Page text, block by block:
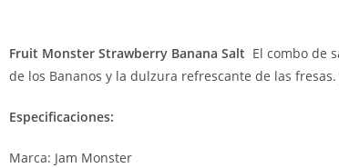
Fruit Monster Strawberry Banana Salt El combo de
de los Bananos y la dulzura refrescante de las
Especificaciones:
Marca: Jam Monster